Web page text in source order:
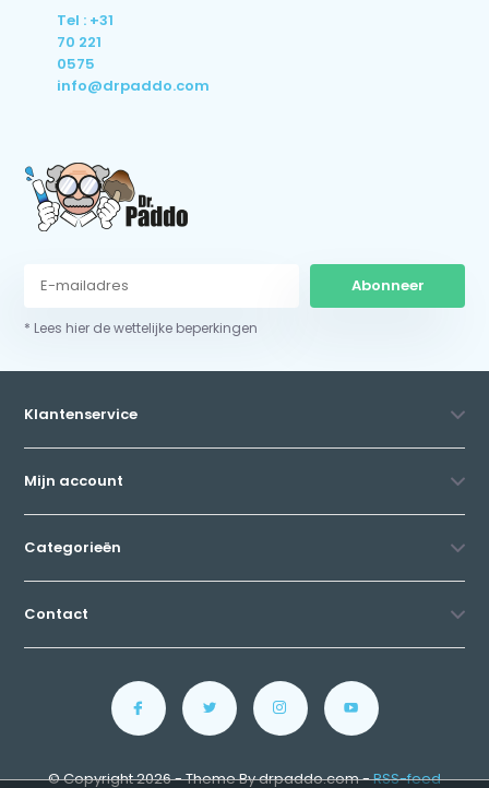
Tel : +31
70 221
0575
info@drpaddo.com
Abonneer
* Lees hier de wettelijke beperkingen
Klantenservice
Mijn account
Categorieën
Contact
© Copyright 2026 - Theme By drpaddo.com -RSS-feed